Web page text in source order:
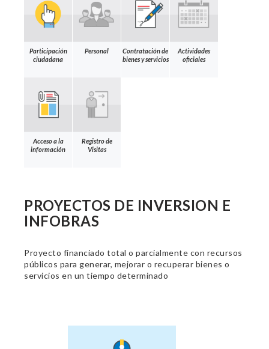
Participación
ciudadana
Personal
Contratación de
bienes y servicios
Actividades
oficiales
Acceso a la
información
Registro de
Visitas
PROYECTOS DE INVERSION E
INFOBRAS
Proyecto financiado total o parcialmente con recursos
públicos para generar, mejorar o recuperar bienes o
servicios en un tiempo determinado